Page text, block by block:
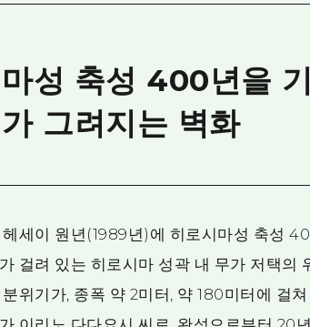
성 축성 400년을
그려지는 벽화
세이 원년(1989년)에 히로시마성 축성
걸려 있는 히로시마 성곽 내 무가 저택의
위기가, 종폭 약 2미터, 약 180미터에 걸